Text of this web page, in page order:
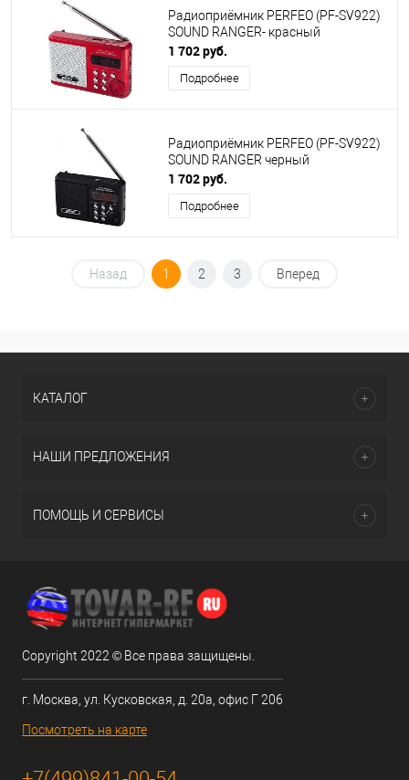
Радиоприёмник PERFEO (PF-SV922)
SOUND RANGER- красный
1 702 руб.
Подробнее
Радиоприёмник PERFEO (PF-SV922)
SOUND RANGER черный
1 702 руб.
Подробнее
Назад 1 2 3 Вперед
КАТАЛОГ
НАШИ ПРЕДЛОЖЕНИЯ
ПОМОЩЬ И СЕРВИСЫ
Copyright 2022 © Все права защищены.
г. Москва, ул. Кусковская, д. 20а, офис Г 206
Посмотреть на карте